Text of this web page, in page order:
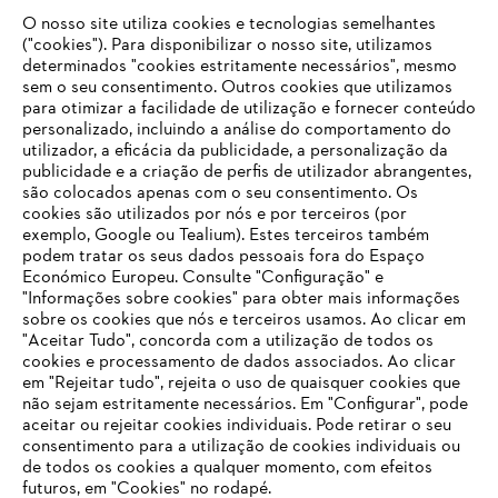
O SEU NAVEGADOR NÃO SUPORTA
ESTE WEBSITE
Está utilizar um navegador que ainda não suportamos. Para
obter o melhor uso de nosso site, recomendamos que altere
para um dos seguintes navegadores:
O nosso site utiliza cookies e tecnologias semelhantes
("cookies"). Para disponibilizar o nosso site, utilizamos
determinados "cookies estritamente necessários", mesmo
sem o seu consentimento. Outros cookies que utilizamos
para otimizar a facilidade de utilização e fornecer conteúdo
personalizado, incluindo a análise do comportamento do
utilizador, a eficácia da publicidade, a personalização da
publicidade e a criação de perfis de utilizador abrangentes,
são colocados apenas com o seu consentimento. Os
cookies são utilizados por nós e por terceiros (por
exemplo, Google ou Tealium). Estes terceiros também
podem tratar os seus dados pessoais fora do Espaço
Económico Europeu. Consulte "Configuração" e
"Informações sobre cookies" para obter mais informações
sobre os cookies que nós e terceiros usamos. Ao clicar em
"Aceitar Tudo", concorda com a utilização de todos os
cookies e processamento de dados associados. Ao clicar
em "Rejeitar tudo", rejeita o uso de quaisquer cookies que
não sejam estritamente necessários. Em "Configurar", pode
aceitar ou rejeitar cookies individuais. Pode retirar o seu
consentimento para a utilização de cookies individuais ou
de todos os cookies a qualquer momento, com efeitos
futuros, em "Cookies" no rodapé.